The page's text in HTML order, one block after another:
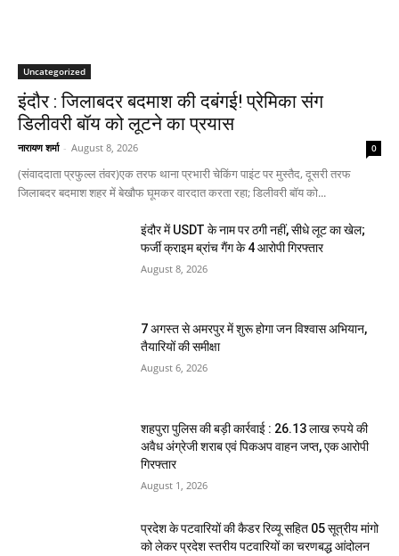
Uncategorized
इंदौर : जिलाबदर बदमाश की दबंगई! प्रेमिका संग
डिलीवरी बॉय को लूटने का प्रयास
नारायण शर्मा - August 8, 2026 0
(संवाददाता प्रफुल्ल तंवर)एक तरफ थाना प्रभारी चेकिंग पाइंट पर मुस्तैद, दूसरी तरफ
जिलाबदर बदमाश शहर में बेखौफ घूमकर वारदात करता रहा; डिलीवरी बॉय को...
इंदौर में USDT के नाम पर ठगी नहीं, सीधे लूट का खेल;
फर्जी क्राइम ब्रांच गैंग के 4 आरोपी गिरफ्तार
August 8, 2026
7 अगस्त से अमरपुर में शुरू होगा जन विश्वास अभियान,
तैयारियों की समीक्षा
August 6, 2026
शहपुरा पुलिस की बड़ी कार्रवाई : 26.13 लाख रुपये की
अवैध अंग्रेजी शराब एवं पिकअप वाहन जप्त, एक आरोपी
गिरफ्तार
August 1, 2026
प्रदेश के पटवारियों की कैडर रिव्यू सहित 05 सूत्रीय मांगो
को लेकर प्रदेश स्तरीय पटवारियों का चरणबद्ध आंदोलन